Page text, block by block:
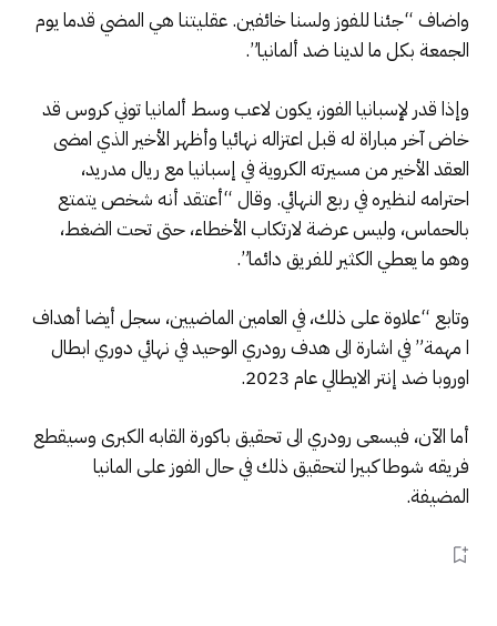
واضاف “جئنا للفوز ولسنا خائفين. عقليتنا هي المضي قدما يوم
الجمعة بكل ما لدينا ضد ألمانيا”.
وإذا قدر لإسبانيا الفوز، يكون لاعب وسط ألمانيا توني كروس قد
خاض آخر مباراة له قبل اعتزاله نهائيا وأظهر الأخير الذي امضى
العقد الأخير من مسيرته الكروية في إسبانيا مع ريال مدريد،
احترامه لنظيره في ربع النهائي. وقال “أعتقد أنه شخص يتمتع
بالحماس، وليس عرضة لارتكاب الأخطاء، حتى تحت الضغط،
وهو ما يعطي الكثير للفريق دائما”.
وتابع “علاوة على ذلك، في العامين الماضيين، سجل أيضا أهداف
ا مهمة” في اشارة الى هدف رودري الوحيد في نهائي دوري ابطال
اوروبا ضد إنتر الايطالي عام 2023.
أما الآن، فيسعى رودري الى تحقيق باكورة القابه الكبرى وسيقطع
فريقه شوطا كبيرا لتحقيق ذلك في حال الفوز على المانيا
المضيفة.